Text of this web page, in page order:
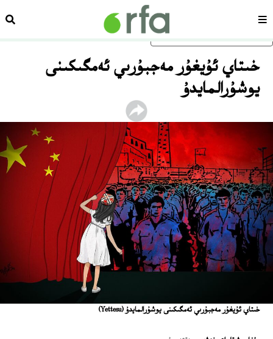
ئاساسلىق مەزمۇنغا ئاتلاڭسەھىپە
خىتاي ئۇيغۇر مەجبۇرىي ئەمگىكىنى
يوشۇرالمايدۇ
خىتاي ئۇيغۇر مەجبۇرىي ئەمگىكىنى يوشۇرالمايدۇ(Yettesu)